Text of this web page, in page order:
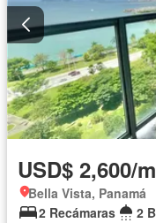
USD$ 2,600/
Bella Vista, Panamá
2 Recámaras
2